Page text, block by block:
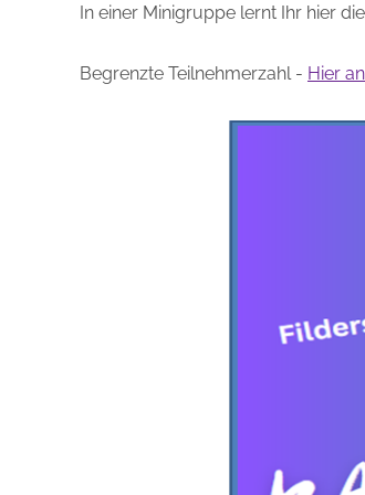
In einer Minigruppe lernt Ihr hier
Begrenzte Teilnehmerzahl - Hier